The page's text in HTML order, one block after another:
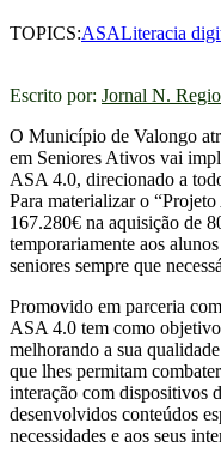
TOPICS:ASALiteracia
Escrito por: Jornal N.
O Município de Valongo
em Seniores Ativos vai
ASA 4.0, direcionado a
Para materializar o
167.280€ na aquisição de
temporariamente aos
seniores sempre que
Promovido em parceria
ASA 4.0 tem como
melhorando a sua
que lhes permitam
interação com dispositivos
desenvolvidos conteúdos
necessidades e aos seus